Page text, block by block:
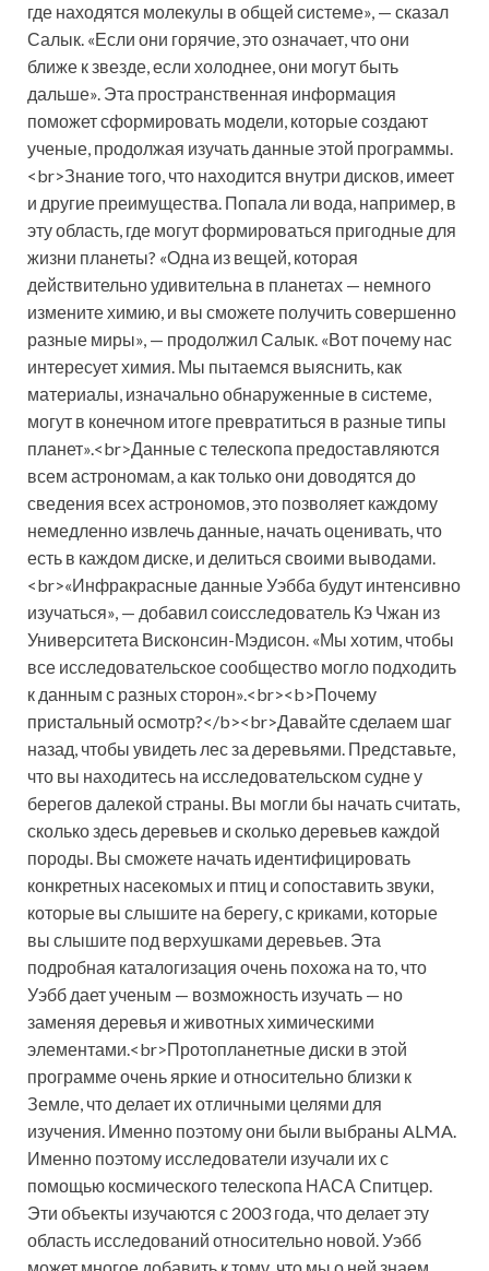
где находятся молекулы в общей системе», — сказал
Салык. «Если они горячие, это означает, что они
ближе к звезде, если холоднее, они могут быть
дальше». Эта пространственная информация
поможет сформировать модели, которые создают
ученые, продолжая изучать данные этой программы.
<br>Знание того, что находится внутри дисков, имеет
и другие преимущества. Попала ли вода, например, в
эту область, где могут формироваться пригодные для
жизни планеты? «Одна из вещей, которая
действительно удивительна в планетах — немного
измените химию, и вы сможете получить совершенно
разные миры», — продолжил Салык. «Вот почему нас
интересует химия. Мы пытаемся выяснить, как
материалы, изначально обнаруженные в системе,
могут в конечном итоге превратиться в разные типы
планет».<br>Данные с телескопа предоставляются
всем астрономам, а как только они доводятся до
сведения всех астрономов, это позволяет каждому
немедленно извлечь данные, начать оценивать, что
есть в каждом диске, и делиться своими выводами.
<br>«Инфракрасные данные Уэбба будут интенсивно
изучаться», — добавил соисследователь Кэ Чжан из
Университета Висконсин-Мэдисон. «Мы хотим, чтобы
все исследовательское сообщество могло подходить
к данным с разных сторон».<br><b>Почему
пристальный осмотр?</b><br>Давайте сделаем шаг
назад, чтобы увидеть лес за деревьями. Представьте,
что вы находитесь на исследовательском судне у
берегов далекой страны. Вы могли бы начать считать,
сколько здесь деревьев и сколько деревьев каждой
породы. Вы сможете начать идентифицировать
конкретных насекомых и птиц и сопоставить звуки,
которые вы слышите на берегу, с криками, которые
вы слышите под верхушками деревьев. Эта
подробная каталогизация очень похожа на то, что
Уэбб дает ученым — возможность изучать — но
заменяя деревья и животных химическими
элементами.<br>Протопланетные диски в этой
программе очень яркие и относительно близки к
Земле, что делает их отличными целями для
изучения. Именно поэтому они были выбраны ALMA.
Именно поэтому исследователи изучали их с
помощью космического телескопа НАСА Спитцер.
Эти объекты изучаются с 2003 года, что делает эту
область исследований относительно новой. Уэбб